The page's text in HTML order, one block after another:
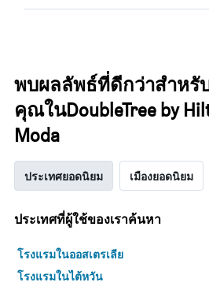
พบผลลัพธ์ที่ดีกว่าสำหรั
คุณในDoubleTree by
Moda
ประเทศยอดนิยม เมืองยอดนิยม
ประเทศที่ผู้ใช้ของเราค้นหา
โรงแรมในออสเตรเลีย
โรงแรมในไต้หวัน